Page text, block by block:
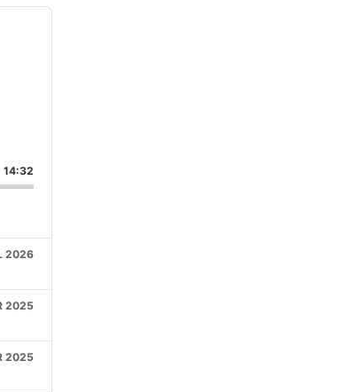
14:32
2026
2025
2025